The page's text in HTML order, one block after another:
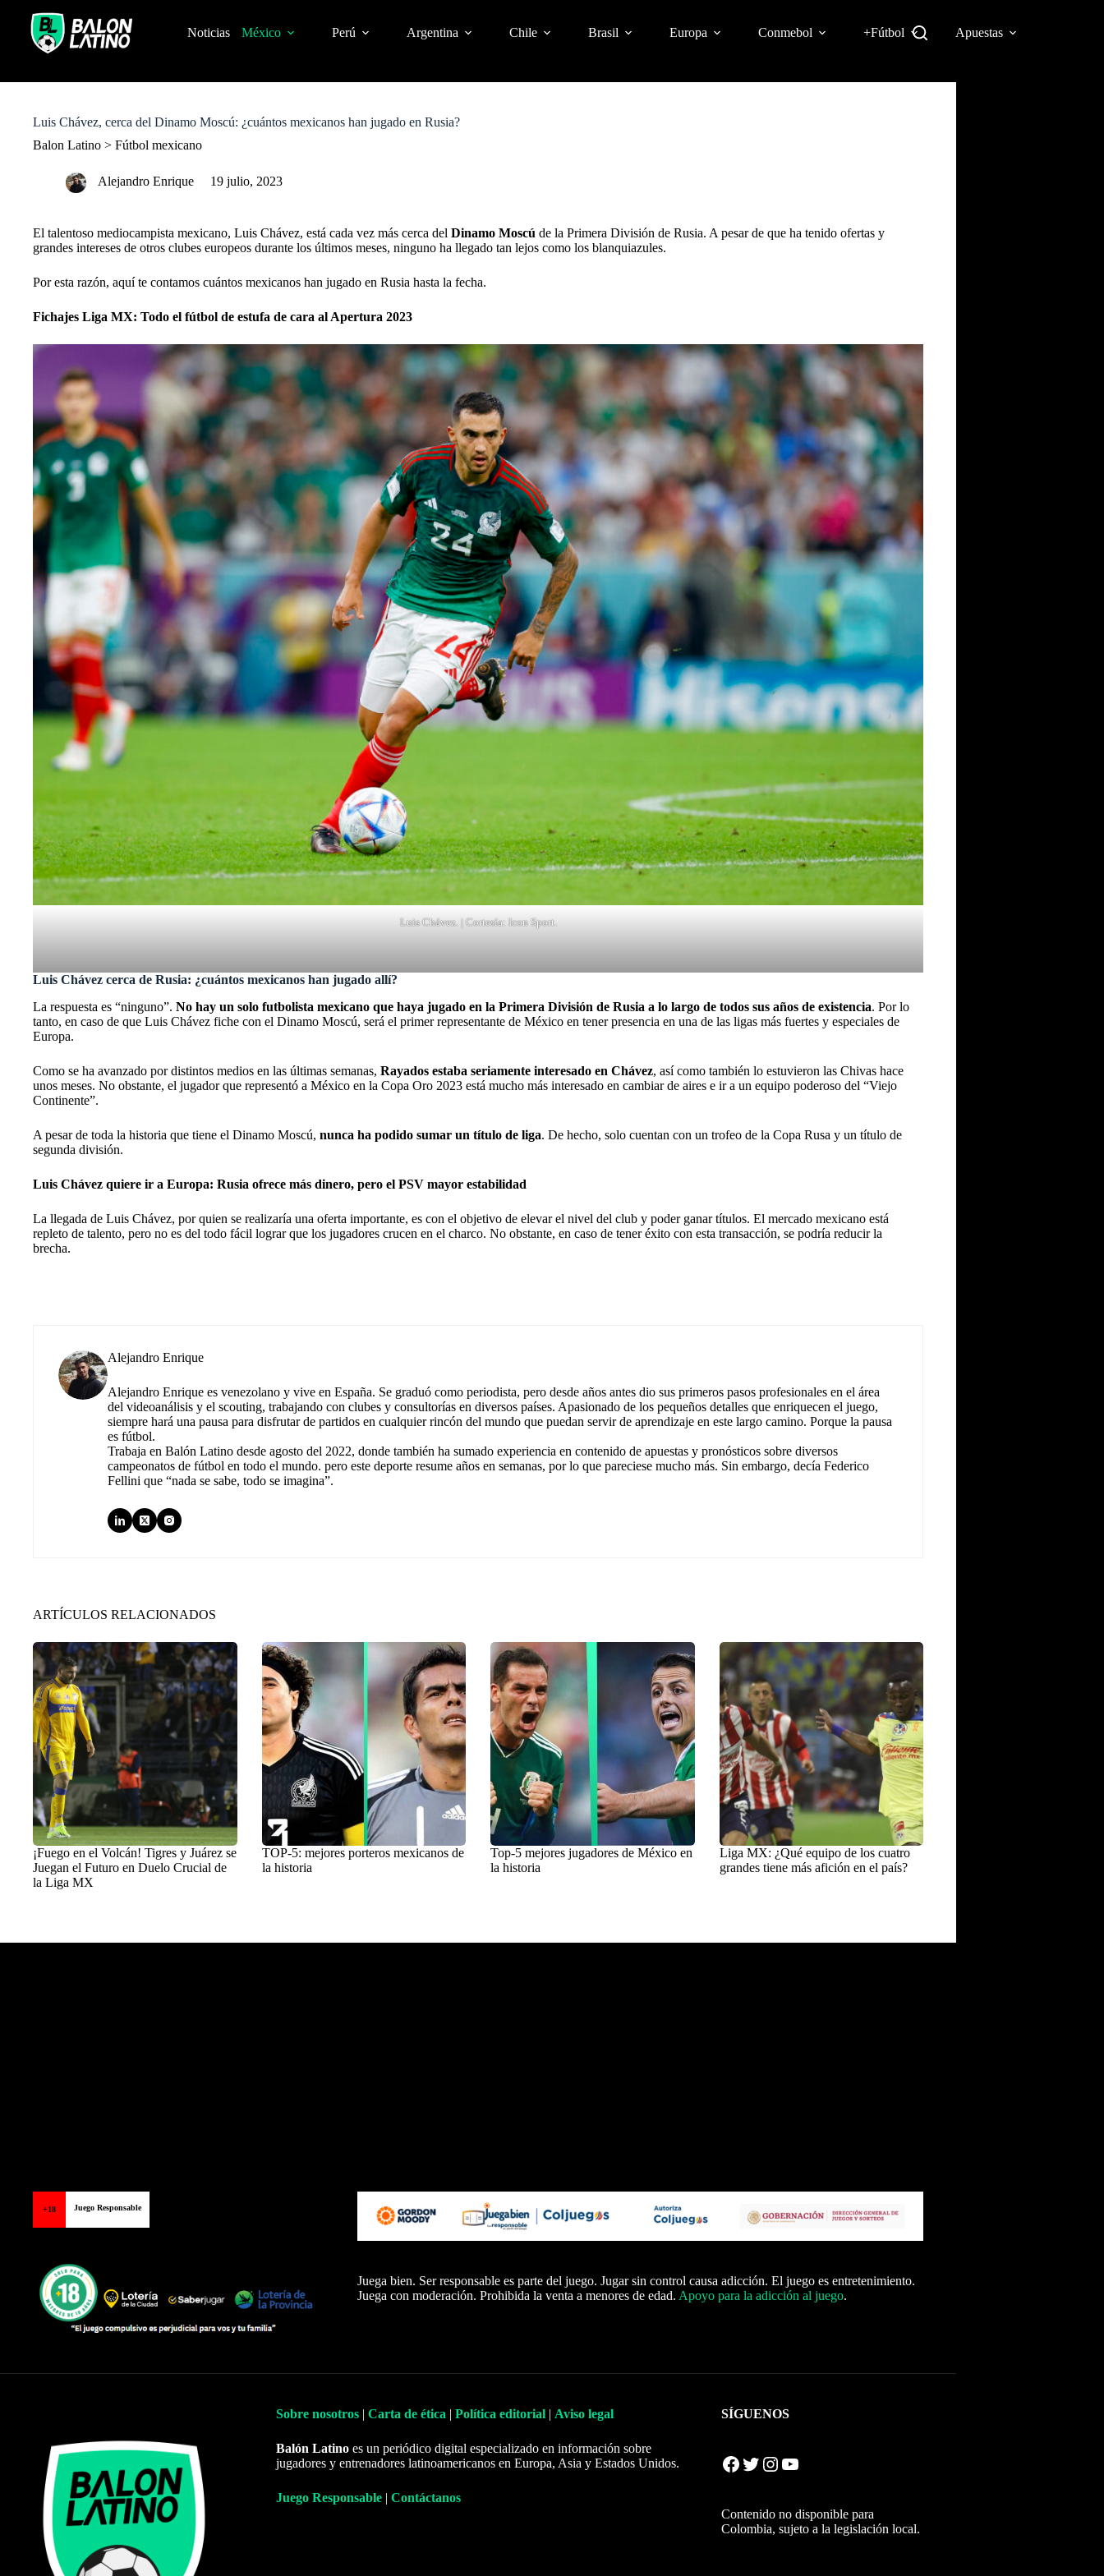
o
Noticias México Perú Argentina Chile Brasil Europa Conmebol +Fútbol Apuestas
Luis Chávez, cerca del Dinamo Moscú: ¿cuántos mexicanos han jugado en Rusia?
Balon Latino > Fútbol mexicano
Alejandro Enrique 19 julio, 2023
El talentoso mediocampista mexicano, Luis Chávez, está cada vez más cerca del Dinamo Moscú de la Primera División de Rusia. A pesar de que ha tenido ofertas y
grandes intereses de otros clubes europeos durante los últimos meses, ninguno ha llegado tan lejos como los blanquiazules.
Por esta razón, aquí te contamos cuántos mexicanos han jugado en Rusia hasta la fecha.
Fichajes Liga MX: Todo el fútbol de estufa de cara al Apertura 2023
Luis Chávez. | Cortesía: Icon Sport.
Luis Chávez cerca de Rusia: ¿cuántos mexicanos han jugado allí?
La respuesta es “ninguno”. No hay un solo futbolista mexicano que haya jugado en la Primera División de Rusia a lo largo de todos sus años de existencia. Por lo
tanto, en caso de que Luis Chávez fiche con el Dinamo Moscú, será el primer representante de México en tener presencia en una de las ligas más fuertes y especiales de
Europa.
Como se ha avanzado por distintos medios en las últimas semanas, Rayados estaba seriamente interesado en Chávez, así como también lo estuvieron las Chivas hace
unos meses. No obstante, el jugador que representó a México en la Copa Oro 2023 está mucho más interesado en cambiar de aires e ir a un equipo poderoso del “Viejo
Continente”.
A pesar de toda la historia que tiene el Dinamo Moscú, nunca ha podido sumar un título de liga. De hecho, solo cuentan con un trofeo de la Copa Rusa y un título de
segunda división.
Luis Chávez quiere ir a Europa: Rusia ofrece más dinero, pero el PSV mayor estabilidad
La llegada de Luis Chávez, por quien se realizaría una oferta importante, es con el objetivo de elevar el nivel del club y poder ganar títulos. El mercado mexicano está
repleto de talento, pero no es del todo fácil lograr que los jugadores crucen en el charco. No obstante, en caso de tener éxito con esta transacción, se podría reducir la
brecha.
Alejandro Enrique
Alejandro Enrique es venezolano y vive en España. Se graduó como periodista, pero desde años antes dio sus primeros pasos profesionales en el área
del videoanálisis y el scouting, trabajando con clubes y consultorías en diversos países. Apasionado de los pequeños detalles que enriquecen el juego,
siempre hará una pausa para disfrutar de partidos en cualquier rincón del mundo que puedan servir de aprendizaje en este largo camino. Porque la pausa
es fútbol.
Trabaja en Balón Latino desde agosto del 2022, donde también ha sumado experiencia en contenido de apuestas y pronósticos sobre diversos
campeonatos de fútbol en todo el mundo. pero este deporte resume años en semanas, por lo que pareciese mucho más. Sin embargo, decía Federico
Fellini que “nada se sabe, todo se imagina”.
ARTÍCULOS RELACIONADOS
¡Fuego en el Volcán! Tigres y Juárez se
Juegan el Futuro en Duelo Crucial de
la Liga MX
TOP-5: mejores porteros mexicanos de
la historia
Top-5 mejores jugadores de México en
la historia
Liga MX: ¿Qué equipo de los cuatro
grandes tiene más afición en el país?
+18 Juego Responsable
Juega bien. Ser responsable es parte del juego. Jugar sin control causa adicción. El juego es entretenimiento.
Juega con moderación. Prohibida la venta a menores de edad. Apoyo para la adicción al juego.
Sobre nosotros | Carta de ética | Política editorial | Aviso legal
Balón Latino es un periódico digital especializado en información sobre
jugadores y entrenadores latinoamericanos en Europa, Asia y Estados Unidos.
Juego Responsable | Contáctanos
SÍGUENOS
Facebook Twitter Instagram YouTube
Contenido no disponible para
Colombia, sujeto a la legislación local.